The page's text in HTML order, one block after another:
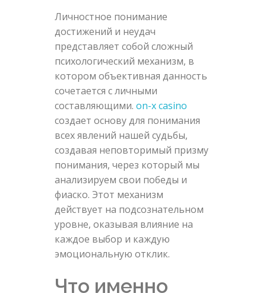
Личностное понимание
достижений и неудач
представляет собой сложный
психологический механизм, в
котором объективная данность
сочетается с личными
составляющими. on-x casino
создает основу для понимания
всех явлений нашей судьбы,
создавая неповторимый призму
понимания, через который мы
анализируем свои победы и
фиаско. Этот механизм
действует на подсознательном
уровне, оказывая влияние на
каждое выбор и каждую
эмоциональную отклик.
Что именно